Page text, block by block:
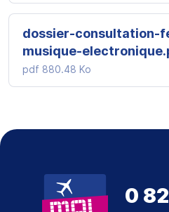
dossier-consultation-
musique-
pdf 880.48 Ko
0